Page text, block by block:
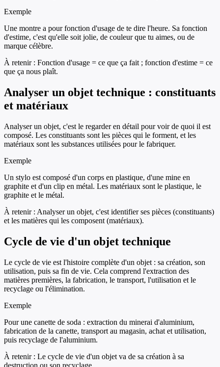
Exemple
Une montre a pour fonction d'usage de te dire l'heure. Sa fonction
d'estime, c'est qu'elle soit jolie, de couleur que tu aimes, ou de
marque célèbre.
À retenir : Fonction d'usage = ce que ça fait ; fonction d'estime = ce
que ça nous plaît.
Analyser un objet technique : constituants
et matériaux
Analyser un objet, c'est le regarder en détail pour voir de quoi il est
composé. Les constituants sont les pièces qui le forment, et les
matériaux sont les substances utilisées pour le fabriquer.
Exemple
Un stylo est composé d'un corps en plastique, d'une mine en
graphite et d'un clip en métal. Les matériaux sont le plastique, le
graphite et le métal.
À retenir : Analyser un objet, c'est identifier ses pièces (constituants)
et les matières qui les composent (matériaux).
Cycle de vie d'un objet technique
Le cycle de vie est l'histoire complète d'un objet : sa création, son
utilisation, puis sa fin de vie. Cela comprend l'extraction des
matières premières, la fabrication, le transport, l'utilisation et le
recyclage ou l'élimination.
Exemple
Pour une canette de soda : extraction du minerai d'aluminium,
fabrication de la canette, transport au magasin, achat et utilisation,
puis recyclage de l'aluminium.
À retenir : Le cycle de vie d'un objet va de sa création à sa
destruction ou son recyclage.